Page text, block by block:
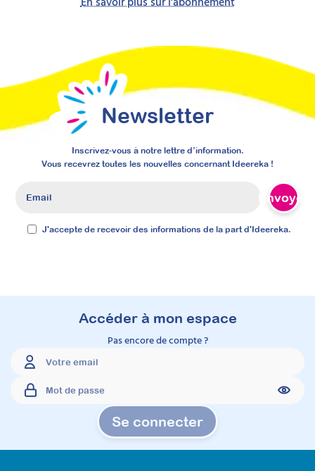
Prise en charge de la
TND
Attestation de formation
Cette formation allie théorie et pratique pour
aider à comprendre et gérer la douleur et les
soins chez les individus porteurs de troubles
l'observation clinique et la psycho-éducation
Durée 18h réparties sur 5 semaines
Être prévenu
Newsletter
Inscrivez-vous à notre lettre d’information.
Vous recevrez toutes les nouvelles concernant Ideereka !
Envoyer
J'accepte de recevoir des informations de la part d'Ideereka.
Accéder à mon espace
Pas encore de compte ?
Se connecter